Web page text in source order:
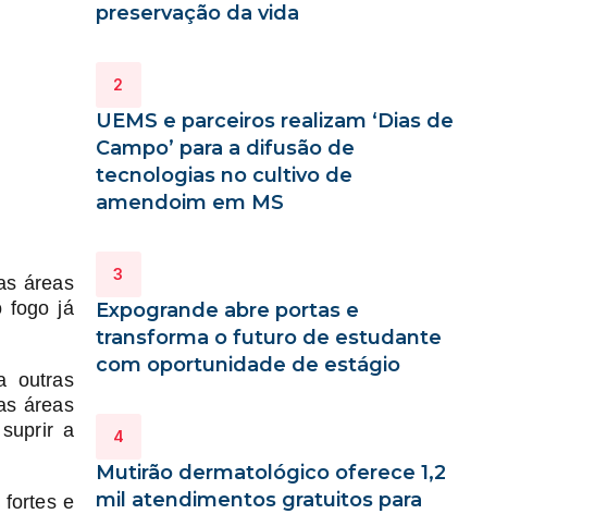
áreas
fogo já
outras
áreas
a
fortes e
preservação da vida
UEMS e parceiros realizam ‘Dias de
Campo’ para a difusão de
tecnologias no cultivo de
amendoim em MS
Expogrande abre portas e
transforma o futuro de estudante
com oportunidade de estágio
Mutirão dermatológico oferece 1,2
mil atendimentos gratuitos para